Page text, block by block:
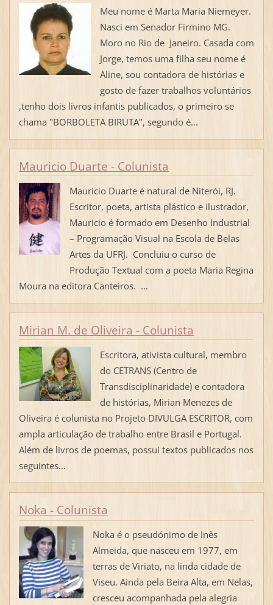
Meu nome é Marta Maria Niemeyer.
Nasci em Senador Firmino MG.
Moro no Rio de Janeiro. Casada com
Jorge, temos uma filha seu nome é
Aline, sou contadora de histórias e
gosto de fazer trabalhos voluntários
,tenho dois livros infantis publicados, o primeiro se
chama "BORBOLETA BIRUTA", segundo é...
Mauricio Duarte - Colunista
Mauricio Duarte é natural de Niterói, RJ.
Escritor, poeta, artista plástico e ilustrador,
Mauricio é formado em Desenho Industrial
– Programação Visual na Escola de Belas
Artes da UFRJ. Concluiu o curso de
Produção Textual com a poeta Maria Regina
Moura na editora Canteiros. ...
Mirian M. de Oliveira - Colunista
Escritora, ativista cultural, membro
do CETRANS (Centro de
Transdisciplinaridade) e contadora
de histórias, Mirian Menezes de
Oliveira é colunista no Projeto DIVULGA ESCRITOR, com
ampla articulação de trabalho entre Brasil e Portugal.
Além de livros de poemas, possui textos publicados nos
seguintes...
Noka - Colunista
Noka é o pseudónimo de Inês
Almeida, que nasceu em 1977, em
terras de Viriato, na linda cidade de
Viseu. Ainda pela Beira Alta, em Nelas,
cresceu acompanhada pela alegria